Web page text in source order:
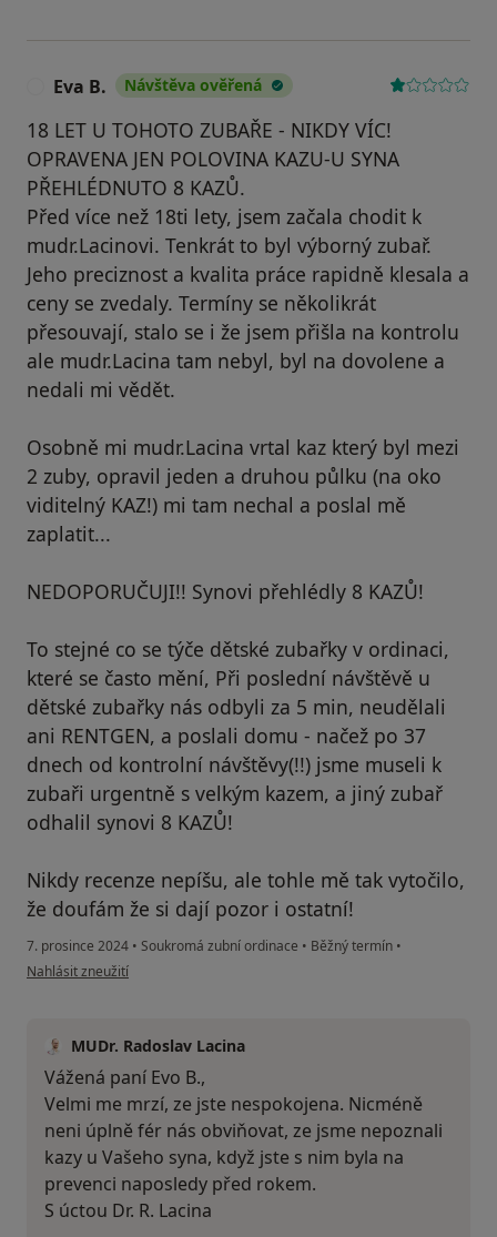
Eva B. Návštěva ověřená
18 LET U TOHOTO ZUBAŘE - NIKDY VÍC!
OPRAVENA JEN POLOVINA KAZU-U SYNA
PŘEHLÉDNUTO 8 KAZŮ.
Před více než 18ti lety, jsem začala chodit k
mudr.Lacinovi. Tenkrát to byl výborný zubař.
Jeho preciznost a kvalita práce rapidně klesala a
ceny se zvedaly. Termíny se několikrát
přesouvají, stalo se i že jsem přišla na kontrolu
ale mudr.Lacina tam nebyl, byl na dovolene a
nedali mi vědět.
Osobně mi mudr.Lacina vrtal kaz který byl mezi
2 zuby, opravil jeden a druhou půlku (na oko
viditelný KAZ!) mi tam nechal a poslal mě
zaplatit...
NEDOPORUČUJI!! Synovi přehlédly 8 KAZŮ!
To stejné co se týče dětské zubařky v ordinaci,
které se často mění, Při poslední návštěvě u
dětské zubařky nás odbyli za 5 min, neudělali
ani RENTGEN, a poslali domu - načež po 37
dnech od kontrolní návštěvy(!!) jsme museli k
zubaři urgentně s velkým kazem, a jiný zubař
odhalil synovi 8 KAZŮ!
Nikdy recenze nepíšu, ale tohle mě tak vytočilo,
že doufám že si dají pozor i ostatní!
7. prosince 2024 • Soukromá zubní ordinace • Běžný termín •
podle názoru uživatele Eva B.
Nahlásit zneužití
MUDr. Radoslav Lacina
Vážená paní Evo B.,
Velmi me mrzí, ze jste nespokojena. Nicméně
neni úplně fér nás obviňovat, ze jsme nepoznali
kazy u Vašeho syna, když jste s nim byla na
prevenci naposledy před rokem.
S úctou Dr. R. Lacina